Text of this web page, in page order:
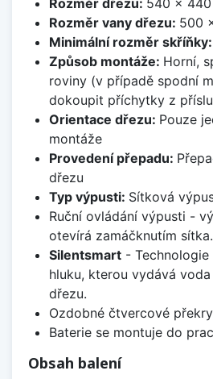
Rozměr dřezu: 540 x 440
Rozměr vany dřezu: 500
Minimální rozměr skříňky:
Způsob montáže: Horní,
roviny (v případě spodní
dokoupit příchytky z
Orientace dřezu: Pouze
montáže
Provedení přepadu:
dřezu
Typ výpusti: Sítková
Ruční ovládání výpusti -
otevírá zamáčknutím sítka.
Silentsmart- Technologie
hluku, kterou vydává
dřezu.
Ozdobné čtvercové
Baterie se montuje do
Obsah balení